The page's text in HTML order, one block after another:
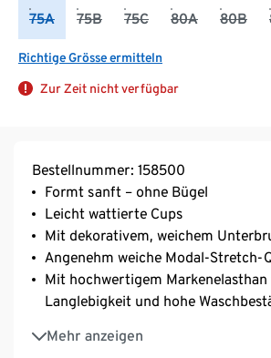
75A 75B 75C 80A 80B
Richtige Grösse ermitteln
Zur Zeit nicht verfügbar
Bestellnummer: 158500
Formt sanft – ohne Bügel
Leicht wattierte Cups
Mit dekorativem, weichem
Angenehm weiche Modal-Stretch-
Mit hochwertigem
Langlebigkeit und hohe
Mehr anzeigen
Längenverstellbare Träger
3-fach verstellbarer SoftSeal®-